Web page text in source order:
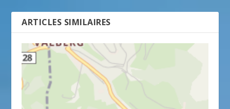
ARTICLES SIMILAIRES